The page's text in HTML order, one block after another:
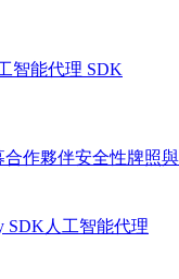
智能代理 SDK
合作夥伴安全性牌照與
SDK 人工智能代理